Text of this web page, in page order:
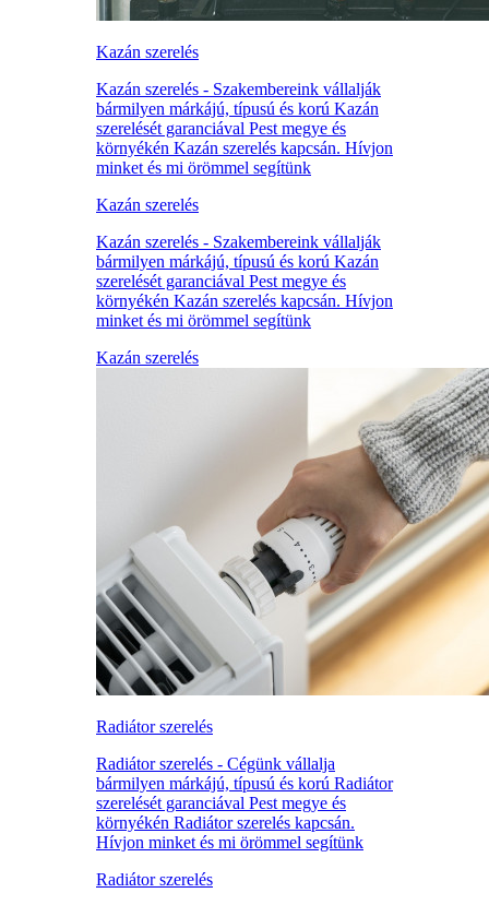
Kazán szerelés
Kazán szerelés - Szakembereink vállalják
bármilyen márkájú, típusú és korú Kazán
szerelését garanciával Pest megye és
környékén Kazán szerelés kapcsán. Hívjon
minket és mi örömmel segítünk
Kazán szerelés
Kazán szerelés - Szakembereink vállalják
bármilyen márkájú, típusú és korú Kazán
szerelését garanciával Pest megye és
környékén Kazán szerelés kapcsán. Hívjon
minket és mi örömmel segítünk
Kazán szerelés
Radiátor szerelés
Radiátor szerelés - Cégünk vállalja
bármilyen márkájú, típusú és korú Radiátor
szerelését garanciával Pest megye és
környékén Radiátor szerelés kapcsán.
Hívjon minket és mi örömmel segítünk
Radiátor szerelés